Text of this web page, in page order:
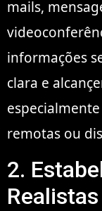
mails,
informações
clara e
remotas ou
2.
Realistas